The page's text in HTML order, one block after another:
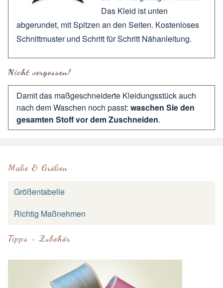
Das Kleid ist unten
abgerundet, mit Spitzen an den Seiten. Kostenloses
Schnittmuster und Schritt für Schritt Nähanleitung.
Nicht vergessen!
Damit das maßgeschneiderte Kleidungsstück auch
nach dem Waschen noch passt: waschen Sie den
gesamten Stoff vor dem Zuschneiden.
Maße & Größen
Größentabelle
Richtig Maßnehmen
Tipps - Zubehör